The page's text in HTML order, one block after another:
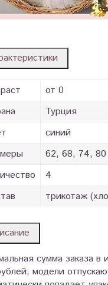
от 0
Турция
синий
62, 68, 74, 80
4
трикотаж
сумма заказа
модели